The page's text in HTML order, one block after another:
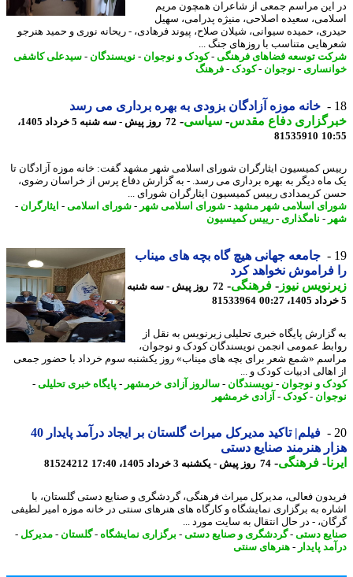
مراسم جمعی از شاعران همچون مریم
سعیده اصلاحی، منیژه پدرامی، سهیل
حمیده سیوانی، شیلان صلاح، پیوند فرهادی، - ریحانه نوری و حمید هنرجو
متناسب با روزهای جنگ ...
توسعه فضاهای فرهنگی-کودک و نوجوان- نویسندگان-سیدعلی کاشفی
- نوجوان- کودک-فرهنگ
خانه موزه آزادگان بزودی به بهره برداری می رسد
دفاع مقدس-سیاسی-
72 روز پیش - سه شنبه 5 خرداد 1405،
81535910
کمیسیون ایثارگران شورای اسلامی شهر مشهد گفت: خانه موزه آزادگان تا
دیگر به بهره برداری می رسد. - به گزارش دفاع پرس از خراسان رضوی،
کریمدادی رییس کمیسیون ایثارگران شورای ...
اسلامی شهر مشهد-شورای اسلامی شهر -شورای اسلامی-ایثارگران-
-نامگذاری- رییس کمیسیون
جامعه جهانی هیچ گاه بچه های میناب
فراموش نخواهد کرد
نیوز-فرهنگی-
72 روز پیش - سه شنبه
81533964
پایگاه خبری تحلیلی زیرنویس به نقل از
عمومی انجمن نویسندگان کودک و نوجوان،
«شمع شعر برای بچه های میناب» روز یکشنبه سوم خرداد با حضور جمعی
ادبیات کودک و ...
و نوجوان- نویسندگان-سالروز آزادی خرمشهر-پایگاه خبری تحلیلی-
- کودک-آزادی خرمشهر
فیلم| تاکید مدیرکل میراث گلستان بر ایجاد درآمد پایدار 40
هنرمند صنایع دستی
-فرهنگی-74 روز پیش - یکشنبه 3 خرداد 1405، 17:40 81524212
فعالی، مدیرکل میراث فرهنگی، گردشگری و صنایع دستی گلستان، با
به برگزاری نمایشگاه و کارگاه های هنرهای سنتی در خانه موزه امیر لطیفی
- در ﺣﺎل اﻧﺘﻘﺎل ﺑﻪ ﺳﺎﯾﺖ ﻣﻮرد ...
دستی-گردشگری و صنایع دستی-برگزاری نمایشگاه-گلستان-مدیرکل-
پایدار-هنرهای سنتی